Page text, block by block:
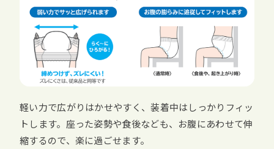
軽い力で広がりはかせやすく、装着中はしっかりフィッ
トします。座った姿勢や食後なども、お腹にあわせて伸
縮するので、楽に過ごせます。